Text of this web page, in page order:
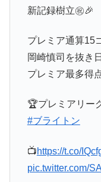
新記録樹立㊗️🎉
プレミア通算15
岡崎慎司を抜き
プレミア最多得
🏆プレミアリー
#ブライトン
📺https://t.co/
pic.twitter.com/